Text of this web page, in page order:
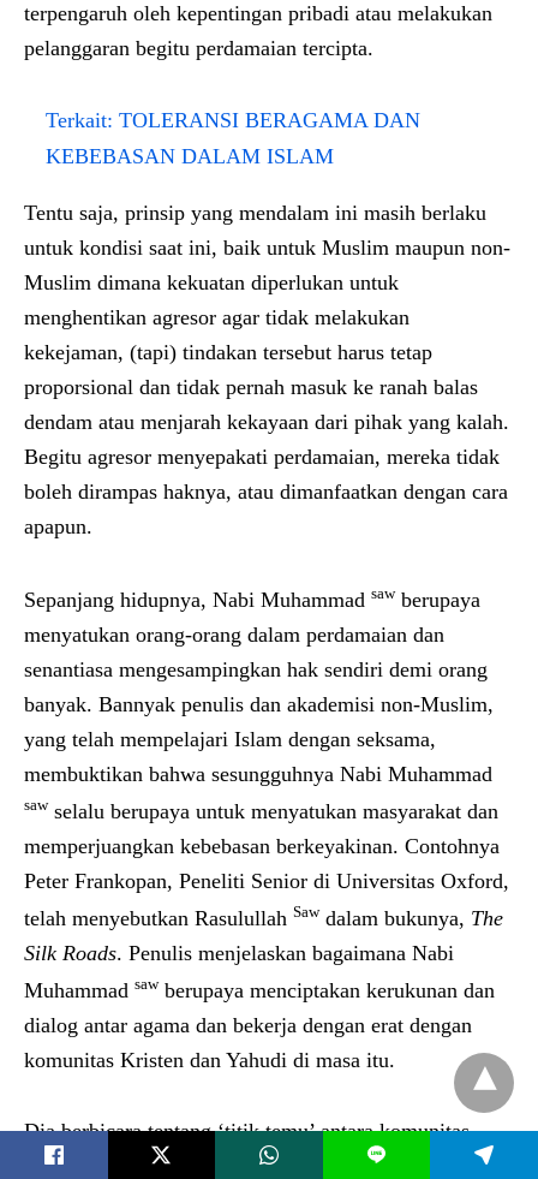
terpengaruh oleh kepentingan pribadi atau melakukan
pelanggaran begitu perdamaian tercipta.
Terkait: TOLERANSI BERAGAMA DAN
KEBEBASAN DALAM ISLAM
Tentu saja, prinsip yang mendalam ini masih berlaku
untuk kondisi saat ini, baik untuk Muslim maupun non-
Muslim dimana kekuatan diperlukan untuk
menghentikan agresor agar tidak melakukan
kekejaman, (tapi) tindakan tersebut harus tetap
proporsional dan tidak pernah masuk ke ranah balas
dendam atau menjarah kekayaan dari pihak yang kalah.
Begitu agresor menyepakati perdamaian, mereka tidak
boleh dirampas haknya, atau dimanfaatkan dengan cara
apapun.
Sepanjang hidupnya, Nabi Muhammad sawberupaya
menyatukan orang-orang dalam perdamaian dan
senantiasa mengesampingkan hak sendiri demi orang
banyak. Bannyak penulis dan akademisi non-Muslim,
yang telah mempelajari Islam dengan seksama,
membuktikan bahwa sesungguhnya Nabi Muhammad
sawselalu berupaya untuk menyatukan masyarakat dan
memperjuangkan kebebasan berkeyakinan. Contohnya
Peter Frankopan, Peneliti Senior di Universitas Oxford,
telah menyebutkan Rasulullah Sawdalam bukunya, The
Silk Roads. Penulis menjelaskan bagaimana Nabi
Muhammad sawberupaya menciptakan kerukunan dan
dialog antar agama dan bekerja dengan erat dengan
komunitas Kristen dan Yahudi di masa itu.
Dia berbicara tentang ‘titik temu’ antara komunitas
agama di era itu dan bagaimana pesan dari Nabi
L